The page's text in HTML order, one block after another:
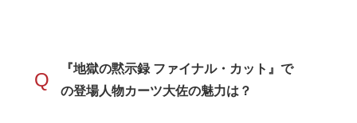
Q
『地獄の黙示録 ファイナル・カット』で
の登場人物カーツ大佐の魅力は？